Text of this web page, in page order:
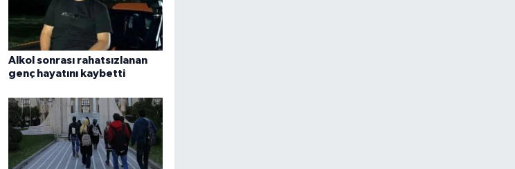
Alkol sonrası rahatsızlanan
genç hayatını kaybetti